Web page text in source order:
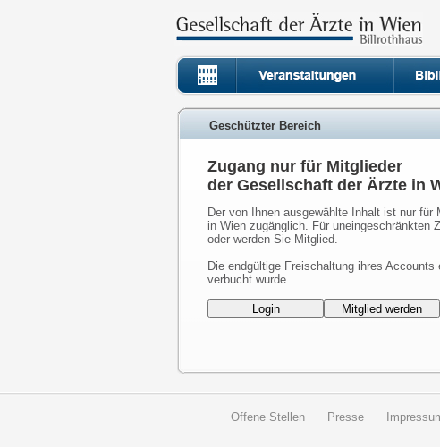
Geschützter Bereich
Zugang nur für Mitglieder
der Gesellschaft der Ärzte in
Der von Ihnen ausgewählte Inhalt ist nur
in Wien zugänglich. Für uneingeschränkten
oder werden Sie Mitglied.
Die endgültige Freischaltung ihres
verbucht wurde.
Offene Stellen Presse